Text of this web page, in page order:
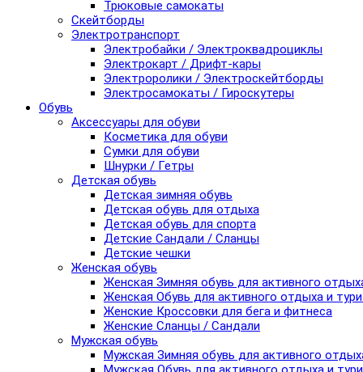
Трюковые самокаты
Скейтборды
Электротранспорт
Электробайки / Электроквадроциклы
Электрокарт / Дрифт-кары
Электроролики / Электроскейтборды
Электросамокаты / Гироскутеры
Обувь
Аксессуары для обуви
Косметика для обуви
Сумки для обуви
Шнурки / Гетры
Детская обувь
Детская зимняя обувь
Детская обувь для отдыха
Детская обувь для спорта
Детские Сандали / Сланцы
Детские чешки
Женская обувь
Женская Зимняя обувь для активного
Женская Обувь для активного отдыха и
Женские Кроссовки для бега и фитнеса
Женские Сланцы / Сандали
Мужская обувь
Мужская Зимняя обувь для активного